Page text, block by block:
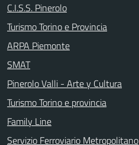
C.I.S.S. Pinerolo
Turismo Torino e Provincia
ARPA Piemonte
SMAT
Pinerolo Valli - Arte y Cultura
Turismo Torino e provincia
Family Line
Servizio Ferroviario Metropolitano